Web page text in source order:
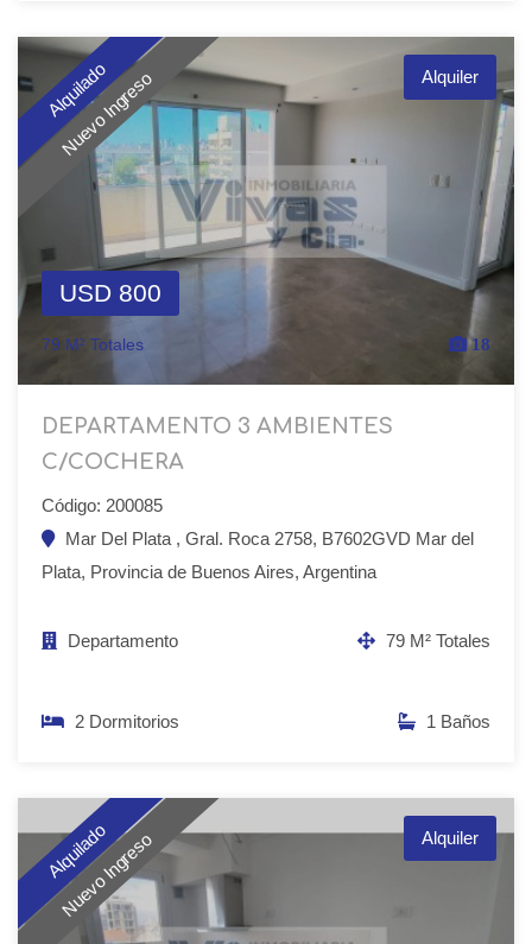
Alquilado
Nuevo Ingreso Alquiler
USD 800
79 M² Totales 18
DEPARTAMENTO 3 AMBIENTES
C/COCHERA
Código: 200085
Mar Del Plata , Gral. Roca 2758, B7602GVD Mar del
Plata, Provincia de Buenos Aires, Argentina
Departamento 79 M² Totales
2 Dormitorios 1 Baños
Alquilado
Nuevo Ingreso Alquiler